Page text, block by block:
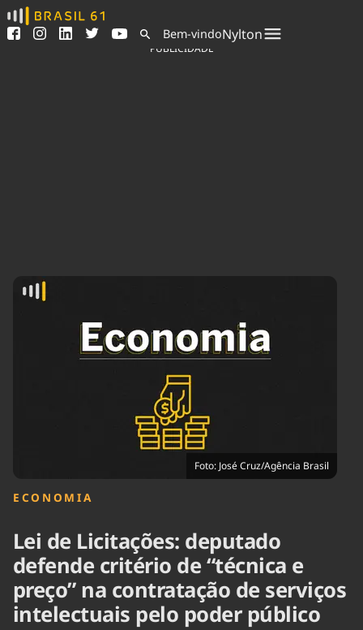
Ver todas as notícias
Podcasts
Indicadores
Agronegócios
Economia
Educação
Infraestrutura
Internacional
Podcast
Política
Saúde
Bem-vindoNylton
PUBLICIDADE
Foto: José Cruz/Agência Brasil
ECONOMIA
Lei de Licitações: deputado
defende critério de “técnica e
preço” na contratação de serviços
intelectuais pelo poder público